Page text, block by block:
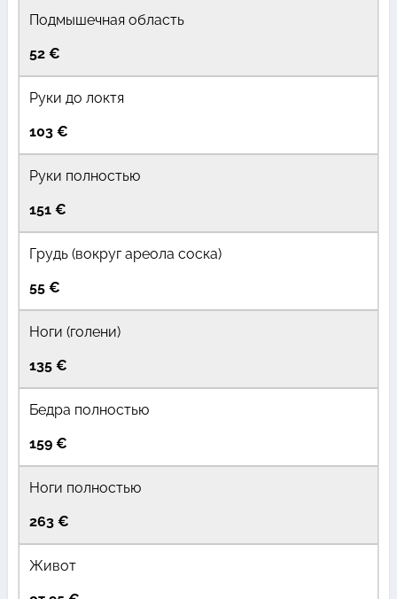
Подмышечная область
52 €
Руки до локтя
103 €
Руки полностью
151 €
Грудь (вокруг ареола соска)
55 €
Ноги (голени)
135 €
Бедра полностью
159 €
Ноги полностью
263 €
Живот